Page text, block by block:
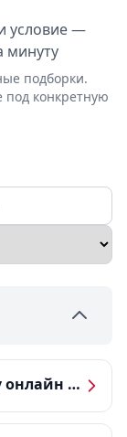
условие —
минуту
подборки.
конкретную
Срочный микрозайм на карту онлайн — получить деньги за 5 минут